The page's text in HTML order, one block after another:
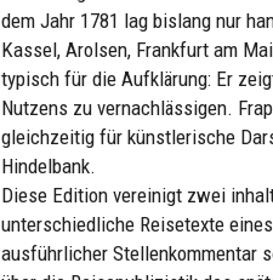
dem Jahr 1781 lag bislang nur
Kassel, Arolsen, Frankfurt am
typisch für die Aufklärung: Er
Nutzens zu vernachlässigen.
gleichzeitig für künstlerische
Hindelbank.
Diese Edition vereinigt zwei
unterschiedliche Reisetexte
ausführlicher Stellenkommentar